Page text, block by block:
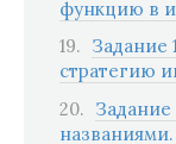
функцию в
Задание
стратегию
Задание
названиями.